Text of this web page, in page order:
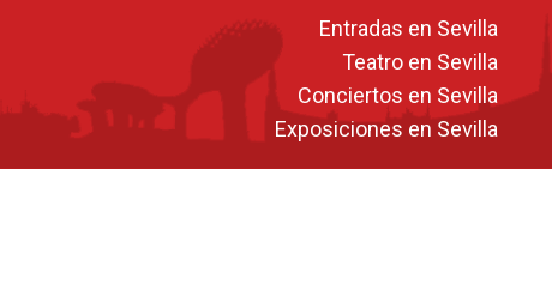
Entradas en Sevilla
Teatro en Sevilla
Conciertos en Sevilla
Exposiciones en Sevilla